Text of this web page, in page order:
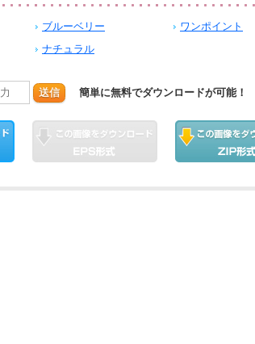
ブルーベリー ワンポイント
ナチュラル
送信 簡単に無料でダウンロードが可能！